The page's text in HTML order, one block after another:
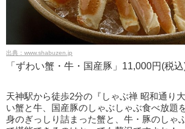
出典：www.shabuzen.jp
「ずわい蟹・牛・国産豚」11,000円(税
天神駅から徒歩2分の『しゃぶ禅 昭和通り
い蟹と牛、国産豚のしゃぶしゃぶ食べ放題
身のぎっしり詰まった蟹と、牛・豚のしゃ